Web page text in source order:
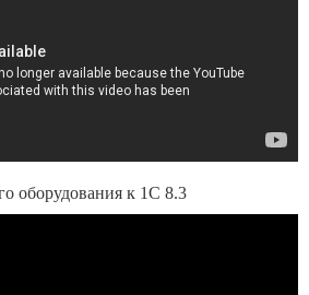
оборудования к 1С 8.3